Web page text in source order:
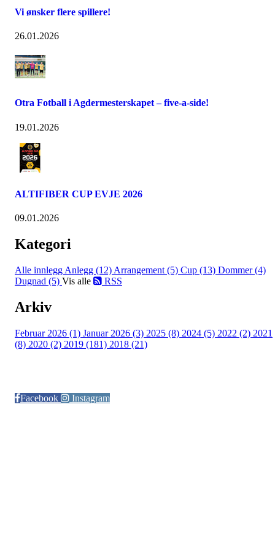
Vi ønsker flere spillere!
26.01.2026
Otra Fotball i Agdermesterskapet – five-a-side!
19.01.2026
ALTIFIBER CUP EVJE 2026
09.01.2026
Kategori
Alle innlegg Anlegg (12) Arrangement (5) Cup (13) Dommer (4)
Dugnad (5) Vis alle RSS
Arkiv
Februar 2026 (1) Januar 2026 (3) 2025 (8) 2024 (5) 2022 (2) 2021
(8) 2020 (2) 2019 (181) 2018 (21)
Facebook
Instagram